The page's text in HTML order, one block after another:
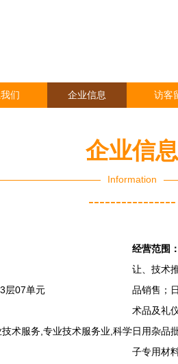
们 企业信息 访客
企业信息
Information
----------------
层07单元
术服务,专业技术服务业,科学
经营范围：
让、技术
品销售；
术品及礼
日用杂品
子专用材